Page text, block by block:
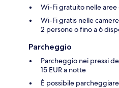
Wi-Fi gratuito nelle aree
Wi-Fi gratis nelle
2 persone o fino a 6
Parcheggio
Parcheggio nei pressi
15 EUR a notte
È possibile